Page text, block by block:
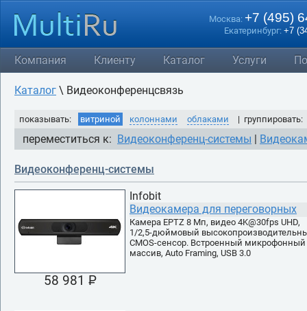
Москва: +7 (495)
Екатеринбург: +7
Компания Клиенту Каталог Услуги
Каталог \ Видеоконференцсвязь
показывать: витриной колоннами облаками | группировать:
переместиться к: Видеоконференц-системы |
Видеоконференц-системы
58 981 PУБ.
Infobit
Видеокамера для переговорных
Камера EPTZ 8 Мп, видео 4K@30fps UHD,
1/2,5-дюймовый
CMOS-сенсор. Встроенный микрофонный
массив, Auto Framing, USB 3.0